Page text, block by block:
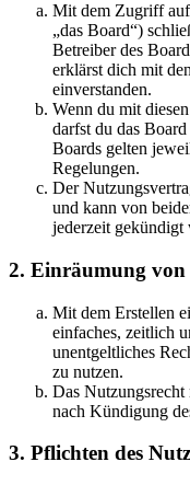
Mit dem Zugriff auf
„das Board“)
Betreiber des
erklärst dich mit
einverstanden.
Wenn du mit
darfst du das
Boards gelten
Regelungen.
Der
und kann von
jederzeit gekündigt
2. Einräumung von
Mit dem Erstellen
einfaches, zeitlich
unentgeltliches
zu nutzen.
Das
nach Kündigung
3. Pflichten des